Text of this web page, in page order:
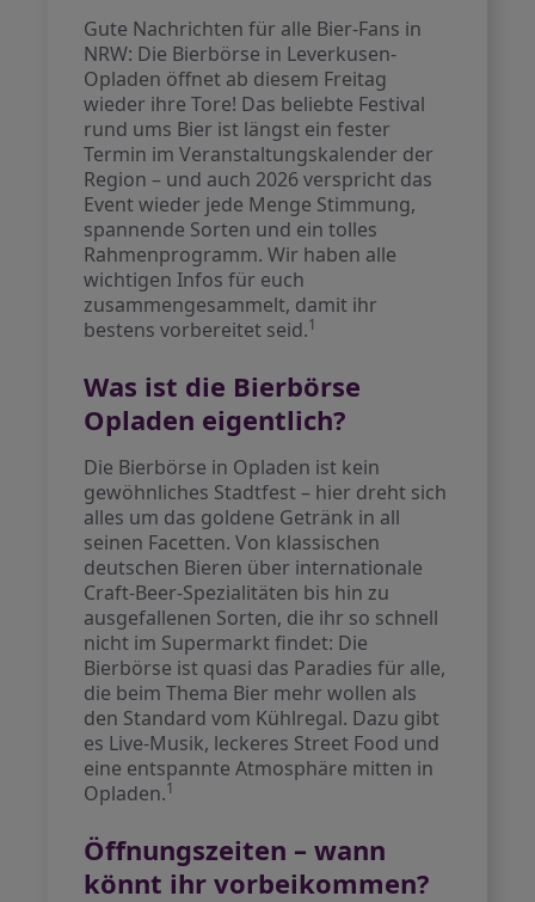
Gute Nachrichten für alle Bier-Fans in
NRW: Die Bierbörse in Leverkusen-
Opladen öffnet ab diesem Freitag
wieder ihre Tore! Das beliebte Festival
rund ums Bier ist längst ein fester
Termin im Veranstaltungskalender der
Region – und auch 2026 verspricht das
Event wieder jede Menge Stimmung,
spannende Sorten und ein tolles
Rahmenprogramm. Wir haben alle
wichtigen Infos für euch
zusammengesammelt, damit ihr
bestens vorbereitet seid.1
Was ist die Bierbörse
Opladen eigentlich?
Die Bierbörse in Opladen ist kein
gewöhnliches Stadtfest – hier dreht sich
alles um das goldene Getränk in all
seinen Facetten. Von klassischen
deutschen Bieren über internationale
Craft-Beer-Spezialitäten bis hin zu
ausgefallenen Sorten, die ihr so schnell
nicht im Supermarkt findet: Die
Bierbörse ist quasi das Paradies für alle,
die beim Thema Bier mehr wollen als
den Standard vom Kühlregal. Dazu gibt
es Live-Musik, leckeres Street Food und
eine entspannte Atmosphäre mitten in
Opladen.1
Öffnungszeiten – wann
könnt ihr vorbeikommen?